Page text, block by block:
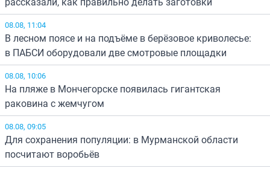
08.08, 11:04
В лесном поясе и на подъёме в берёзовое криволесье:
в ПАБСИ оборудовали две смотровые площадки
08.08, 10:06
На пляже в Мончегорске появилась гигантская
раковина с жемчугом
08.08, 09:05
Для сохранения популяции: в Мурманской области
посчитают воробьёв